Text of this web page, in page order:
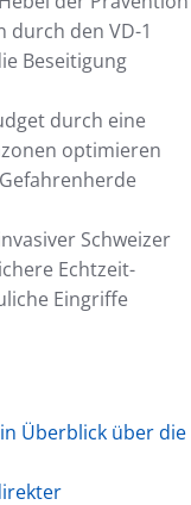
den VD-1
Beseitigung
durch eine
optimieren
Schweizer
Echtzeit-
Eingriffe
Überblick über die